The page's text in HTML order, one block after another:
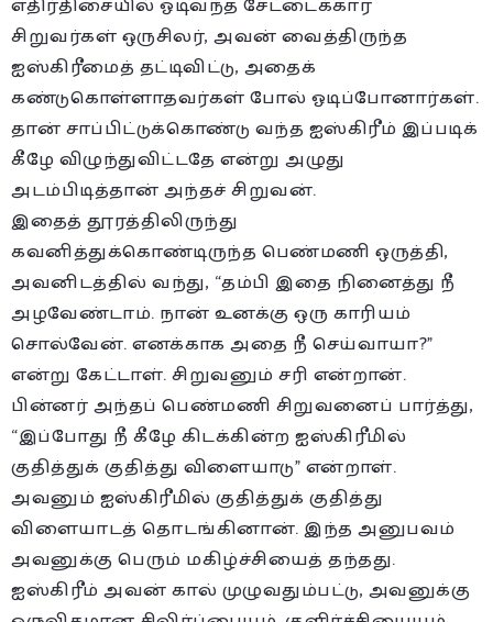
எதிர்திசையில் ஓடிவந்த சேட்டைக்கார
சிறுவர்கள் ஒருசிலர், அவன் வைத்திருந்த
ஐஸ்கிரீமைத் தட்டிவிட்டு, அதைக்
கண்டுகொள்ளாதவர்கள் போல் ஓடிப்போனார்கள்.
தான் சாப்பிட்டுக்கொண்டு வந்த ஐஸ்கிரீம் இப்படிக்
கீழே விழுந்துவிட்டதே என்று அழுது
அடம்பிடித்தான் அந்தச் சிறுவன்.
இதைத் தூரத்திலிருந்து
கவனித்துக்கொண்டிருந்த பெண்மணி ஒருத்தி,
அவனிடத்தில் வந்து, “தம்பி இதை நினைத்து நீ
அழவேண்டாம். நான் உனக்கு ஒரு காரியம்
சொல்வேன். எனக்காக அதை நீ செய்வாயா?”
என்று கேட்டாள். சிறுவனும் சரி என்றான்.
பின்னர் அந்தப் பெண்மணி சிறுவனைப் பார்த்து,
“இப்போது நீ கீழே கிடக்கின்ற ஐஸ்கிரீமில்
குதித்துக் குதித்து விளையாடு” என்றாள்.
அவனும் ஐஸ்கிரீமில் குதித்துக் குதித்து
விளையாடத் தொடங்கினான். இந்த அனுபவம்
அவனுக்கு பெரும் மகிழ்ச்சியைத் தந்தது.
ஐஸ்கிரீம் அவன் கால் முழுவதும்பட்டு, அவனுக்கு